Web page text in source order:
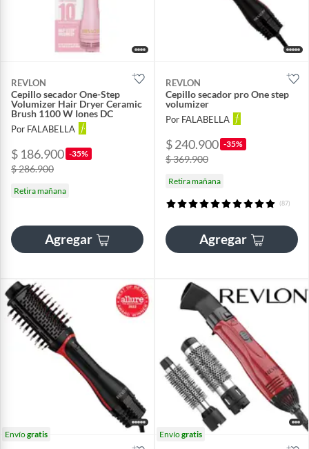
REVLON
Cepillo secador One-Step
Volumizer Hair Dryer Ceramic
Brush 1100 W Iones DC
Por FALABELLA
$ 186.900 -35%
$ 286.900
Retira mañana
Agregar
REVLON
Cepillo secador pro One step
volumizer
Por FALABELLA
$ 240.900 -35%
$ 369.900
Retira mañana
(87)
Agregar
Envíogratis Envíogratis